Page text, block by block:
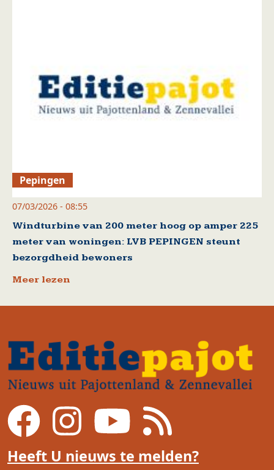
Pepingen
07/03/2026 - 08:55
Windturbine van 200 meter hoog op amper 225
meter van woningen: LVB PEPINGEN steunt
bezorgdheid bewoners
Meer lezen
Heeft U nieuws te melden?